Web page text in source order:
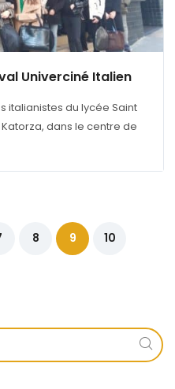
Univerciné Italien
italianistes du lycée Saint
dans le centre de
8 9 10